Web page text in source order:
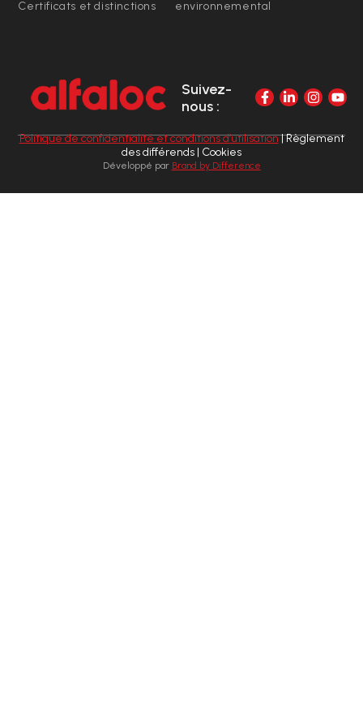
Certificats et distinctions
environnemental
Suivez-
nous :
Politique de confidentialité et conditions d’utilisation| Règlement
des différends | Cookies
Développé par Brand by Difference